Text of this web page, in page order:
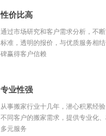
性价比高
通过市场研究和客户需求分析，不
标准，透明的报价，与优质服务相
碑赢得客户信赖
专业性强
从事搬家行业十几年，潜心积累经
不同客户的搬家需求，提供专业化
多元服务